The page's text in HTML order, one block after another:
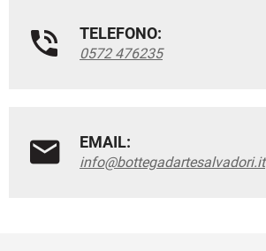
TELEFONO:
0572 476235
EMAIL:
info@bottegadartesalvadori.it